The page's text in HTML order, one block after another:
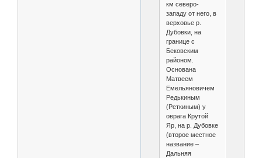
км северо-
западу от него, в
верховье р.
Дубовки, на
границе с
Бековским
районом.
Основана
Матвеем
Емельяновичем
Редькиным
(Реткиным) у
оврага Крутой
Яр, на р. Дубовке
(второе местное
название –
Дальняя